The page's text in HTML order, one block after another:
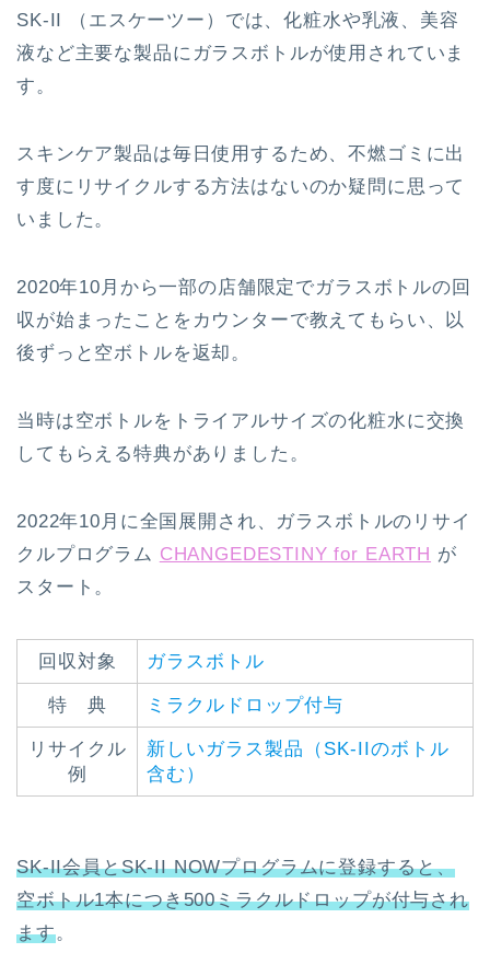
SK-II （エスケーツー）では、化粧水や乳液、美容
液など主要な製品にガラスボトルが使用されていま
す。
スキンケア製品は毎日使用するため、不燃ゴミに出
す度にリサイクルする方法はないのか疑問に思って
いました。
2020年10月から一部の店舗限定でガラスボトルの回
収が始まったことをカウンターで教えてもらい、以
後ずっと空ボトルを返却。
当時は空ボトルをトライアルサイズの化粧水に交換
してもらえる特典がありました。
2022年10月に全国展開され、ガラスボトルのリサイ
クルプログラム CHANGEDESTINY for EARTH が
スタート。
回収対象 ガラスボトル
特 典 ミラクルドロップ付与
リサイクル
例
新しいガラス製品（SK-IIのボトル
含む）
SK-II会員とSK-II NOWプログラムに登録すると、
空ボトル1本につき500ミラクルドロップが付与され
ます。